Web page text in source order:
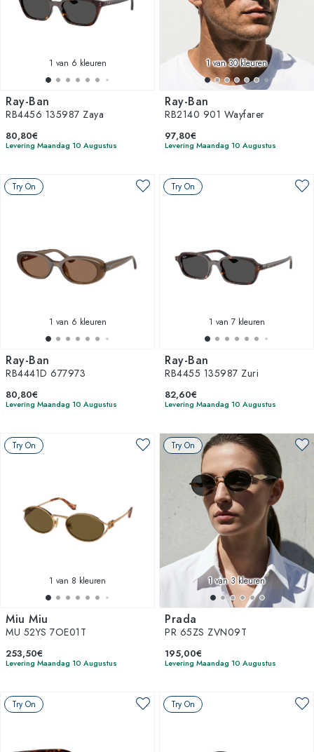
1 van 6 kleuren
Ray-Ban
RB4456 135987 Zaya
80,80€
Levering Maandag 10 Augustus
1van 30 kleuren
Ray-Ban
RB2140 901 Wayfarer
97,80€
Levering Maandag 10 Augustus
Try On
1 van 6 kleuren
Ray-Ban
RB4441D 677973
80,80€
Levering Maandag 10 Augustus
Try On
1 van 7 kleuren
Ray-Ban
RB4455 135987 Zuri
82,60€
Levering Maandag 10 Augustus
Try On
1 van 8 kleuren
Miu Miu
MU 52YS 7OE01T
253,50€
Levering Maandag 10 Augustus
Try On
1van 3 kleuren
Prada
PR 65ZS ZVN09T
195,00€
Levering Maandag 10 Augustus
Try On Try On